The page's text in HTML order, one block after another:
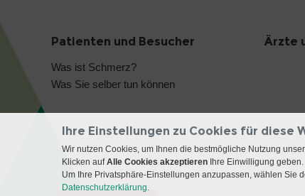
Patienten und Besucher
Was ist Schmerz?
Was Sie selber tun können
Ärzte
Ihre Einstellungen zu Cookies für diese
Wir nutzen Cookies, um Ihnen die bestmögliche Nutzung
Klicken aufAlle Cookies akzeptieren Ihre Einwilligung geben.
Um Ihre Privatsphäre-Einstellungen anzupassen, wählen Sie
Datenschutzerklärung.